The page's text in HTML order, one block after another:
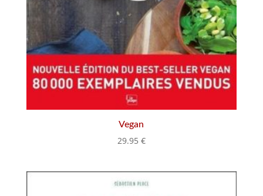
Vegan
29.95 €